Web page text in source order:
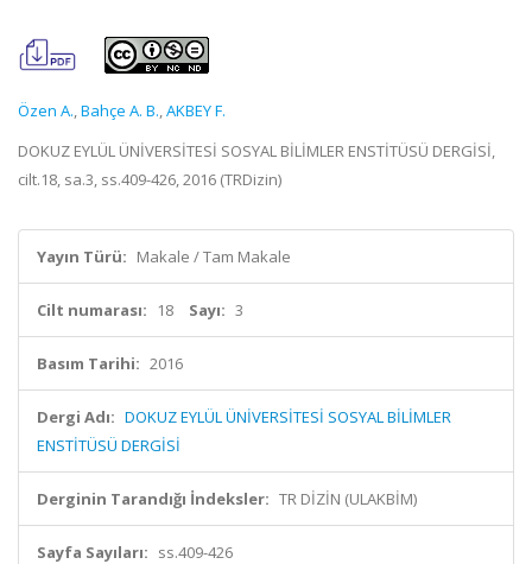
Özen A.,Bahçe A. B.,AKBEY F.
DOKUZ EYLÜL ÜNİVERSİTESİ SOSYAL BİLİMLER ENSTİTÜSÜ DERGİSİ,
cilt.18, sa.3, ss.409-426, 2016 (TRDizin)
Yayın Türü: Makale / Tam Makale
Cilt numarası: 18 Sayı: 3
Basım Tarihi: 2016
Dergi Adı: DOKUZ EYLÜL ÜNİVERSİTESİ SOSYAL BİLİMLER
ENSTİTÜSÜ DERGİSİ
Derginin Tarandığı İndeksler: TR DİZİN (ULAKBİM)
Sayfa Sayıları: ss.409-426